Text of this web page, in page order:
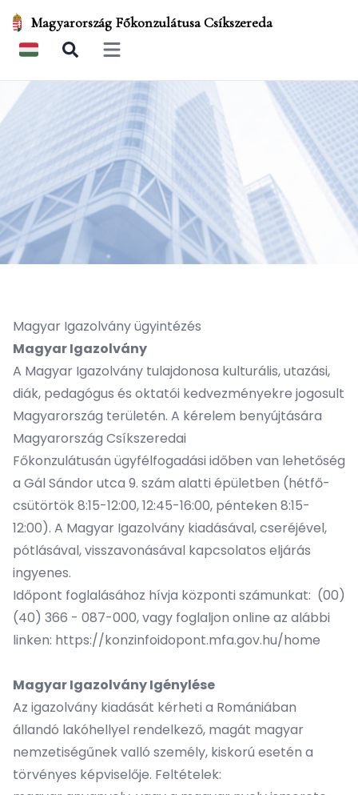
Magyarország Főkonzulátusa Csíkszereda
Open main menu
Magyar Igazolvány ügyintézés
Magyar Igazolvány
A Magyar Igazolvány tulajdonosa kulturális, utazási,
diák, pedagógus és oktatói kedvezményekre jogosult
Magyarország területén. A kérelem benyújtására
Magyarország Csíkszeredai
Főkonzulátusán ügyfélfogadási időben van lehetőség
a Gál Sándor utca 9. szám alatti épületben (hétfő-
csütörtök 8:15-12:00, 12:45-16:00, pénteken 8:15-
12:00). A Magyar Igazolvány kiadásával, cseréjével,
pótlásával, visszavonásával kapcsolatos eljárás
ingyenes.
Időpont foglalásához hívja központi számunkat: (00)
(40) 366 - 087-000, vagy foglaljon online az alábbi
linken: https://konzinfoidopont.mfa.gov.hu/home
Magyar Igazolvány Igénylése
Az igazolvány kiadását kérheti a Romániában
állandó lakóhellyel rendelkező, magát magyar
nemzetiségűnek valló személy, kiskorú esetén a
törvényes képviselője. Feltételek: